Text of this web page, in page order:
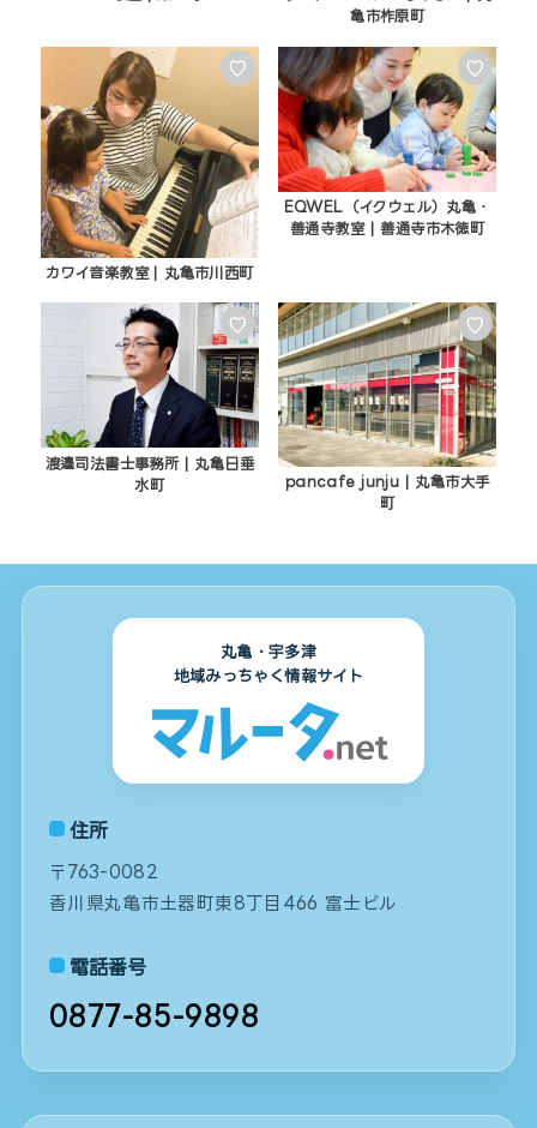
亀市柞原町
♡
カワイ音楽教室 | 丸亀市川西町
♡
EQWEL（イクウェル）丸亀・
善通寺教室 | 善通寺市木徳町
♡
渡邉司法書士事務所 | 丸亀日垂
水町
♡
pancafe junju | 丸亀市大手
町
丸亀・宇多津
地域みっちゃく情報サイト
住所
〒763-0082
香川県丸亀市土器町東8丁目466 富士ビル
電話番号
0877-85-9898